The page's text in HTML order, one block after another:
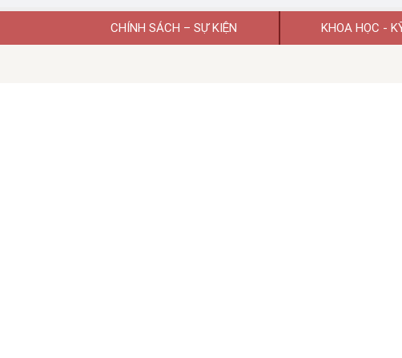
CHÍNH SÁCH – SỰ KIỆN KHOA HỌC -